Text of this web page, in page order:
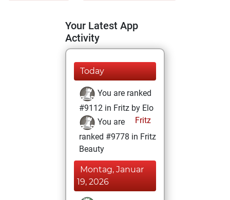
Your Latest App
Activity
Today
You are ranked
#9112 in Fritz by Elo
Fritz
You are
ranked #9778 in Fritz
Beauty
Montag, Januar
19, 2026